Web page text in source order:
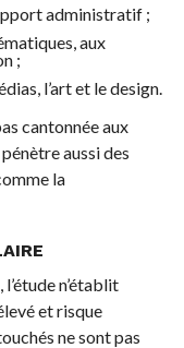
administratif ;
aux
;
l’art et le design.
cantonnée aux
aussi des
la
n’établit
et risque
ne sont pas